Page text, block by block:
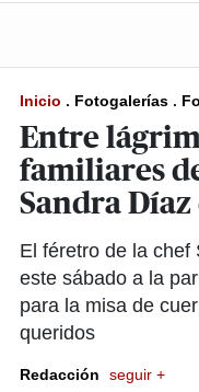
Inicio . Fotogalerías .
Entre
familiares
Sandra
El féretro de la chef
este sábado a la
para la misa de
queridos
Redacción
seguir +